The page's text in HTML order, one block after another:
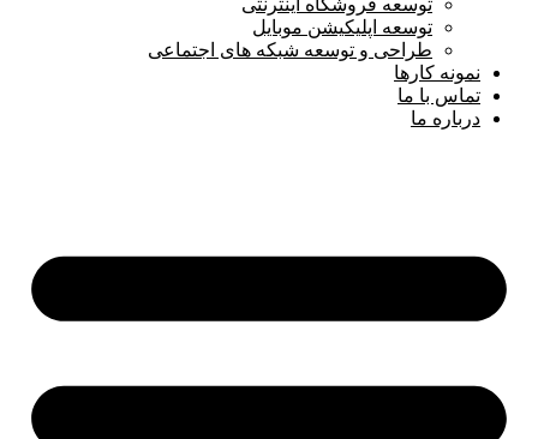
توسعه فروشگاه اینترنتی
توسعه اپلیکیشن موبایل
طراحی و توسعه شبکه های اجتماعی
نمونه کارها
تماس با ما
درباره ما